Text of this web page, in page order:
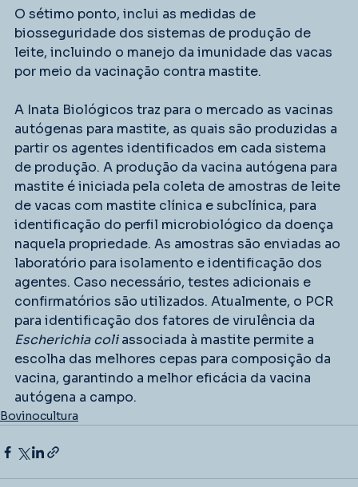
O sétimo ponto, inclui as medidas de
biosseguridade dos sistemas de produção de
leite, incluindo o manejo da imunidade das vacas
por meio da vacinação contra mastite.
A Inata Biológicos traz para o mercado as vacinas
autógenas para mastite, as quais são produzidas a
partir os agentes identificados em cada sistema
de produção. A produção da vacina autógena para
mastite é iniciada pela coleta de amostras de leite
de vacas com mastite clínica e subclínica, para
identificação do perfil microbiológico da doença
naquela propriedade. As amostras são enviadas ao
laboratório para isolamento e identificação dos
agentes. Caso necessário, testes adicionais e
confirmatórios são utilizados. Atualmente, o PCR
para identificação dos fatores de virulência da
Escherichia coli associada à mastite permite a
escolha das melhores cepas para composição da
vacina, garantindo a melhor eficácia da vacina
autógena a campo.
Bovinocultura